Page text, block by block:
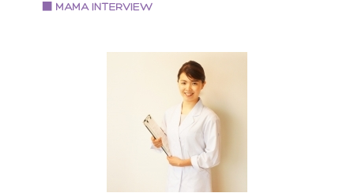
アファメーションメイクアドバイザー
1978年生まれ 2児の母 神奈川県出身、小学校5年生の
時、関西に引っ越し 会社勤めをしながらメイクの世界
出産を機にベビーマッサージと出会う 自宅にてベビー
ッサージ教室と子連れメイクサロンをオープン カルチ
ーセンターや企業への講座も行う 現在、メイクカラー
ナリスト(R)としても活動 http://www.joyful-angels.com/